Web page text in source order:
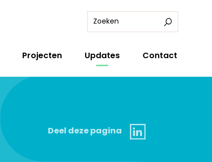
Projecten Updates Contact
Deel deze pagina